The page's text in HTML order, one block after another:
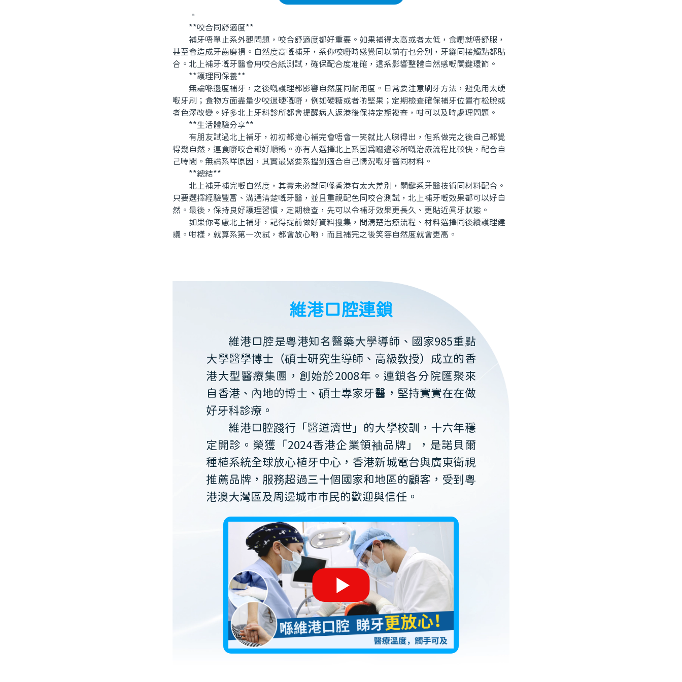
。
**咬合同舒適度**
補牙唔單止系外觀問題，咬合舒適度都好重要。如果補得太高或者太低，食嘢就唔舒服，
甚至會造成牙齒磨損。自然度高嘅補牙，系你咬嘢時感覺同以前冇乜分別，牙縫同接觸點都貼
合。北上補牙嘅牙醫會用咬合紙測試，確保配合度准確，這系影響整體自然感嘅關鍵環節。
**護理同保養**
無論喺邊度補牙，之後嘅護理都影響自然度同耐用度。日常要注意刷牙方法，避免用太硬
嘅牙刷；食物方面盡量少咬過硬嘅嘢，例如硬糖或者啲堅果；定期檢查確保補牙位置冇松脫或
者色澤改變。好多北上牙科診所都會提醒病人返港後保持定期複查，咁可以及時處理問題。
**生活體驗分享**
有朋友試過北上補牙，初初都擔心補完會唔會一笑就比人睇得出，但系做完之後自己都覺
得幾自然，連食嘢咬合都好順暢。亦有人選擇北上系因爲嗰邊診所嘅治療流程比較快，配合自
己時間。無論系咩原因，其實最緊要系搵到適合自己情況嘅牙醫同材料。
**總結**
北上補牙補完嘅自然度，其實未必就同喺香港有太大差別，關鍵系牙醫技術同材料配合。
只要選擇經驗豐富、溝通清楚嘅牙醫，並且重視配色同咬合測試，北上補牙嘅效果都可以好自
然。最後，保持良好護理習慣，定期檢查，先可以令補牙效果更長久、更貼近真牙狀態。
如果你考慮北上補牙，記得提前做好資料搜集，問清楚治療流程、材料選擇同後續護理建
議。咁樣，就算系第一次試，都會放心啲，而且補完之後笑容自然度就會更高。
維港口腔連鎖
維港口腔是粵港知名醫藥大學導師、國家985重點
大學醫學博士（碩士研究生導師、高級教授）成立的香
港大型醫療集團，創始於2008年。連鎖各分院匯聚來
自香港、內地的博士、碩士專家牙醫，堅持實實在在做
好牙科診療。
維港口腔踐行「醫道濟世」的大學校訓，十六年穩
定開診。榮獲「2024香港企業領袖品牌」，是諾貝爾
種植系統全球放心植牙中心，香港新城電台與廣東衛視
推薦品牌，服務超過三十個國家和地區的顧客，受到粵
港澳大灣區及周邊城市市民的歡迎與信任。